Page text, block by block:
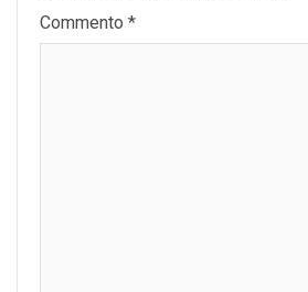
Commento *